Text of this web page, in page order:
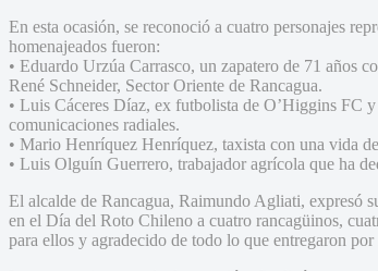
En esta ocasión, se reconoció a cuatro personajes
homenajeados fueron:
• Eduardo Urzúa Carrasco, un zapatero de 71 años
René Schneider, Sector Oriente de Rancagua.
• Luis Cáceres Díaz, ex futbolista de O’Higgins FC
comunicaciones radiales.
• Mario Henríquez Henríquez, taxista con una vida
• Luis Olguín Guerrero, trabajador agrícola que ha
El alcalde de Rancagua, Raimundo Agliati, expresó
en el Día del Roto Chileno a cuatro rancagüinos,
para ellos y agradecido de todo lo que entregaron por